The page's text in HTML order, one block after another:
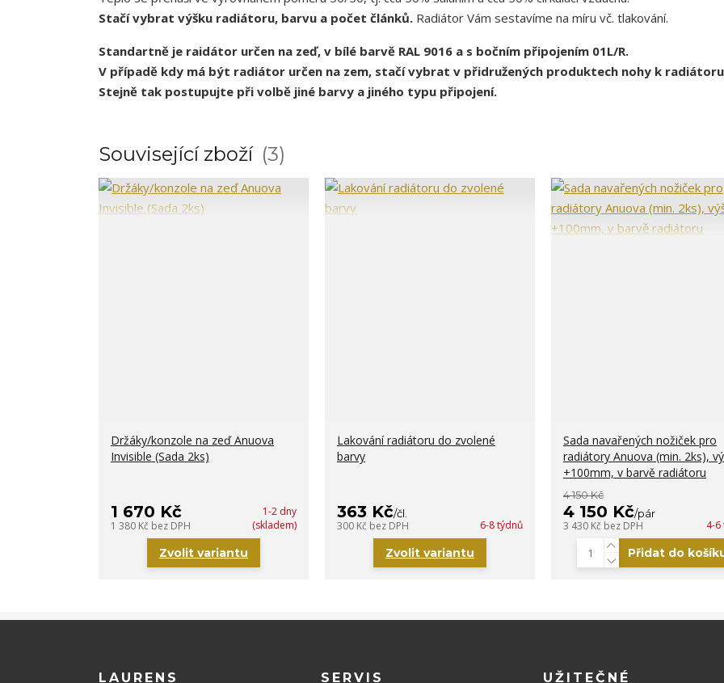
Stačí vybrat výšku radiátoru, barvu a počet článků. Radiátor Vám sestavíme na míru vč. tlakování.
Standartně je raidátor určen na zeď, v bílé barvě RAL 9016 a s bočním připojením 01L/R.
V případě kdy má být radiátor určen na zem, stačí vybrat v přidružených produktech nohy k
Stejně tak postupujte při volbě jiné barvy a jiného typu připojení.
Související zboží 3
Držáky/konzole na zeď Anuova
Invisible (Sada 2ks)
1 670 Kč
1 380 Kč bez DPH
1-2 dny
(skladem)
Zvolit variantu
Lakování radiátoru do zvolené
barvy
363 Kč/čl.
300 Kč bez DPH 6-8 týdnů
Zvolit variantu
Sada navařených nožiček pro
radiátory Anuova (min. 2ks),
+100mm, v barvě radiátoru
4 150 Kč
4 150 Kč/pár
3 430 Kč bez DPH 4-6
Přidat do
LAURENS SERVIS UŽITEČNÉ